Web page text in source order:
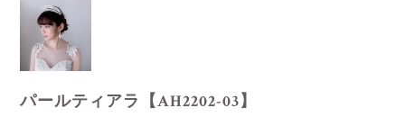
パールティアラ【AH2202-03】